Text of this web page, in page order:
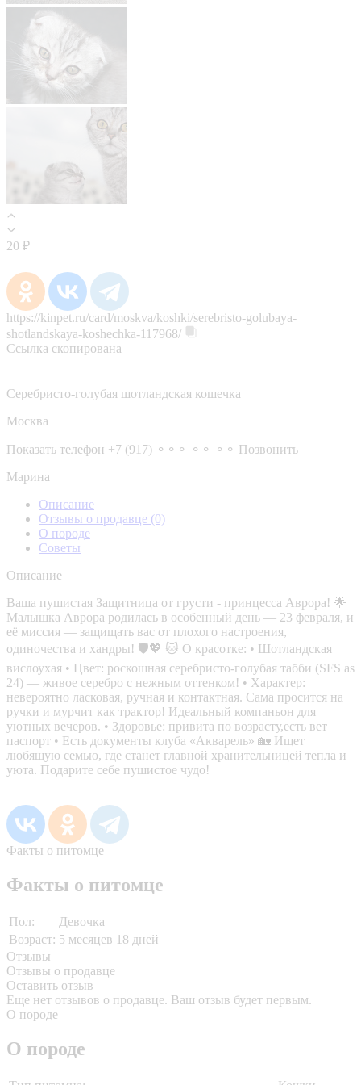
20 ₽
https://kinpet.ru/card/moskva/koshki/serebristo-golubaya-
shotlandskaya-koshechka-117968/
Ссылка скопирована
Серебристо-голубая шотландская кошечка
Москва
Показать телефон +7 (917) ⚬⚬⚬ ⚬⚬ ⚬⚬ Позвонить
Марина
Описание
Отзывы о продавце (0)
О породе
Советы
Описание
Ваша пушистая Защитница от грусти - принцесса Аврора! 🌟
Малышка Аврора родилась в особенный день — 23 февраля, и
её миссия — защищать вас от плохого настроения,
одиночества и хандры! 🛡️💖 🐱 О красотке: • Шотландская
вислоухая • Цвет: роскошная серебристо-голубая табби (SFS as
24) — живое серебро с нежным оттенком! • Характер:
невероятно ласковая, ручная и контактная. Сама просится на
ручки и мурчит как трактор! Идеальный компаньон для
уютных вечеров. • Здоровье: привита по возрасту,есть вет
паспорт • Есть документы клуба «Акварель» 🏡 Ищет
любящую семью, где станет главной хранительницей тепла и
уюта. Подарите себе пушистое чудо!
Факты о питомце
Факты о питомце
Пол:
Девочка
Возраст: 5 месяцев 18 дней
Отзывы
Отзывы о продавце
Оставить отзыв
Еще нет отзывов о продавце. Ваш отзыв будет первым.
О породе
О породе